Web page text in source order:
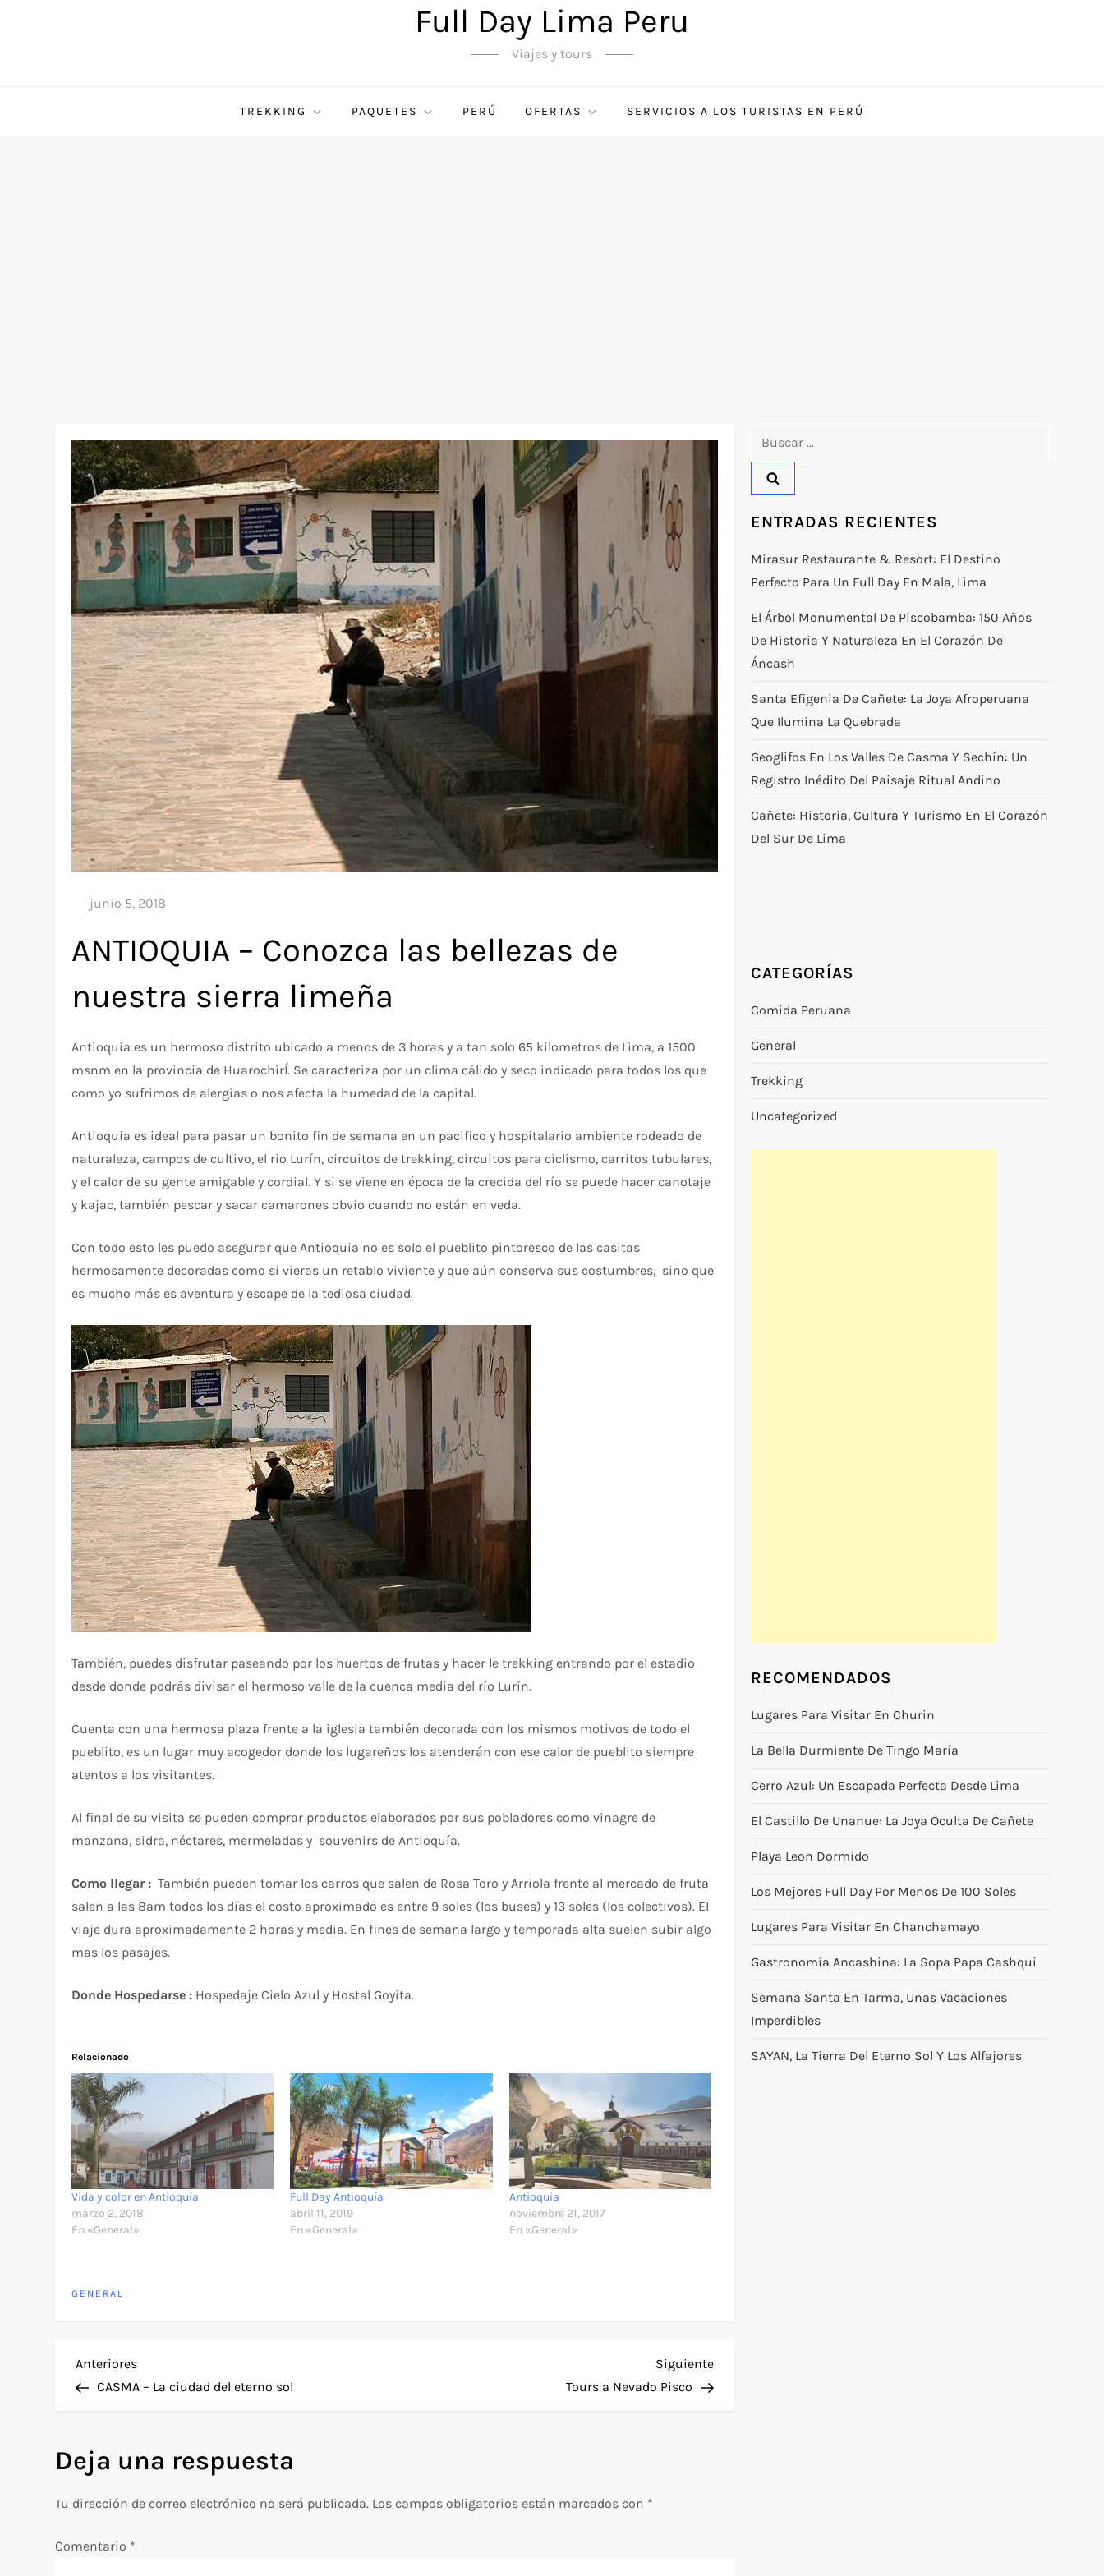
Full Day Lima Peru
Viajes y tours
TREKKING PAQUETES PERÚ OFERTAS SERVICIOS A LOS TURISTAS EN PERÚ
ANTIOQUIA – Conozca las bellezas de
nuestra sierra limeña
Antioquía es un hermoso distrito ubicado a menos de 3 horas y a tan solo 65 kilometros de Lima, a 1500
msnm en la provincia de HuarochirÍ. Se caracteriza por un clima cálido y seco indicado para todos los que
como yo sufrimos de alergias o nos afecta la humedad de la capital.
Antioquia es ideal para pasar un bonito fin de semana en un pacifico y hospitalario ambiente rodeado de
naturaleza, campos de cultivo, el rio Lurín, circuitos de trekking, circuitos para ciclismo, carritos tubulares,
y el calor de su gente amigable y cordial. Y si se viene en época de la crecida del río se puede hacer canotaje
y kajac, también pescar y sacar camarones obvio cuando no están en veda.
Con todo esto les puedo asegurar que Antioquia no es solo el pueblito pintoresco de las casitas
hermosamente decoradas como si vieras un retablo viviente y que aún conserva sus costumbres, sino que
es mucho más es aventura y escape de la tediosa ciudad.
También, puedes disfrutar paseando por los huertos de frutas y hacer le trekking entrando por el estadio
desde donde podrás divisar el hermoso valle de la cuenca media del río Lurín.
Cuenta con una hermosa plaza frente a la iglesia también decorada con los mismos motivos de todo el
pueblito, es un lugar muy acogedor donde los lugareños los atenderán con ese calor de pueblito siempre
atentos a los visitantes.
Al final de su visita se pueden comprar productos elaborados por sus pobladores como vinagre de
manzana, sidra, néctares, mermeladas y souvenirs de Antioquía.
Como llegar : También pueden tomar los carros que salen de Rosa Toro y Arriola frente al mercado de fruta
salen a las 8am todos los días el costo aproximado es entre 9 soles (los buses) y 13 soles (los colectivos). El
viaje dura aproximadamente 2 horas y media. En fines de semana largo y temporada alta suelen subir algo
mas los pasajes.
Donde Hospedarse : Hospedaje Cielo Azul y Hostal Goyita.
Relacionado
Vida y color en Antioquía
marzo 2, 2018
En «General»
Full Day Antioquía
abril 11, 2019
En «General»
Antioquia
noviembre 21, 2017
En «General»
GENERAL
N
v
e
Entrada
anterior
Anteriores
CASMA – La ciudad del eterno sol
Siguiente
entrada
Siguiente
Tours a Nevado Pisco
Deja una respuesta
Tu dirección de correo electrónico no será publicada. Los campos obligatorios están marcados con *
Comentario *
ENTRADAS RECIENTES
Mirasur Restaurante & Resort: El Destino
Perfecto Para Un Full Day En Mala, Lima
El Árbol Monumental De Piscobamba: 150 Años
De Historia Y Naturaleza En El Corazón De
Áncash
Santa Efigenia De Cañete: La Joya Afroperuana
Que Ilumina La Quebrada
Geoglifos En Los Valles De Casma Y Sechín: Un
Registro Inédito Del Paisaje Ritual Andino
Cañete: Historia, Cultura Y Turismo En El Corazón
Del Sur De Lima
CATEGORÍAS
Comida Peruana
General
Trekking
Uncategorized
RECOMENDADOS
Lugares Para Visitar En Churin
La Bella Durmiente De Tingo María
Cerro Azul: Un Escapada Perfecta Desde Lima
El Castillo De Unanue: La Joya Oculta De Cañete
Playa Leon Dormido
Los Mejores Full Day Por Menos De 100 Soles
Lugares Para Visitar En Chanchamayo
Gastronomía Ancashina: La Sopa Papa Cashqui
Semana Santa En Tarma, Unas Vacaciones
Imperdibles
SAYAN, La Tierra Del Eterno Sol Y Los Alfajores